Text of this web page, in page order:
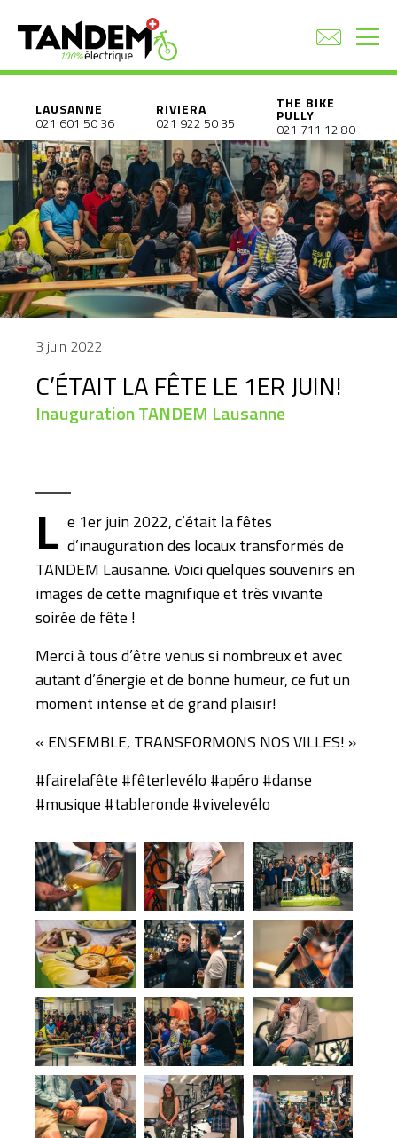
LAUSANNE
021 601 50 36
RIVIERA
021 922 50 35
THE BIKE
PULLY
021 711 12 80
3 juin 2022
C’ÉTAIT LA FÊTE LE 1ER JUIN!
Inauguration TANDEM Lausanne
L e 1er juin 2022, c’était la fêtes
d’inauguration des locaux transformés de
TANDEM Lausanne. Voici quelques souvenirs en
images de cette magnifique et très vivante
soirée de fête !
Merci à tous d’être venus si nombreux et avec
autant d’énergie et de bonne humeur, ce fut un
moment intense et de grand plaisir!
« ENSEMBLE, TRANSFORMONS NOS VILLES! »
#fairelafête #fêterlevélo #apéro #danse
#musique #tableronde #vivelevélo